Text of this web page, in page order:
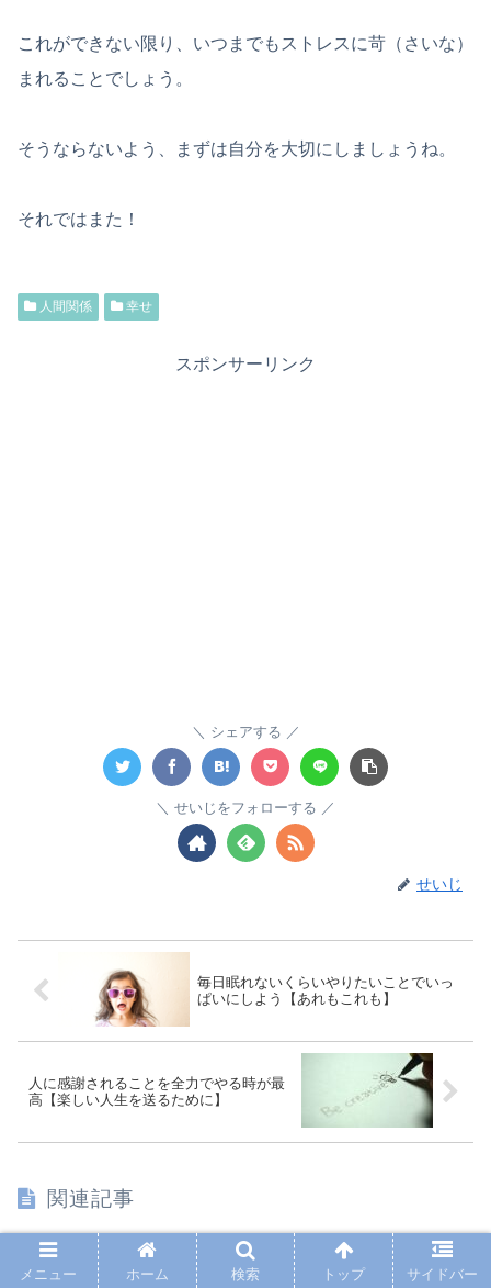
これができない限り、いつまでもストレスに苛（さいな）
まれることでしょう。
そうならないよう、まずは自分を大切にしましょうね。
それではまた！
人間関係 幸せ
スポンサーリンク
シェアする
せいじをフォローする
せいじ
毎日眠れないくらいやりたいことでいっ
ぱいにしよう【あれもこれも】
人に感謝されることを全力でやる時が最
高【楽しい人生を送るために】
関連記事
幸せ
日本はこれだけすごい国なのに足りないのはなぜ？
メニュー ホーム 検索 トップ サイドバー